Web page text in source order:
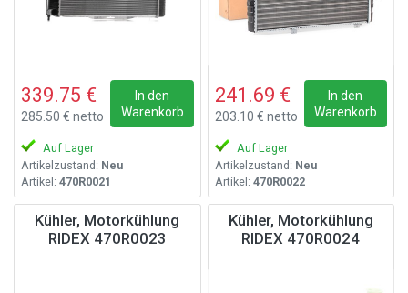
339.75 €
285.50 € netto
In den
Warenkorb
Auf Lager
Artikelzustand: Neu
Artikel: 470R0021
241.69 €
203.10 € netto
In den
Warenkorb
Auf Lager
Artikelzustand: Neu
Artikel: 470R0022
Kühler, Motorkühlung
RIDEX 470R0023
Kühler, Motorkühlung
RIDEX 470R0024